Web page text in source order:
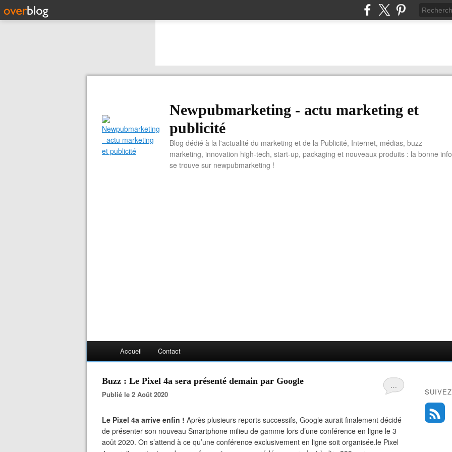
Newpubmarketing - actu marketing et
publicité
Blog dédié à la l'actualité du marketing et de la Publicité, Internet, médias, buzz
marketing, innovation high-tech, start-up, packaging et nouveaux produits : la bonne info
se trouve sur newpubmarketing !
Accueil Contact
…
Buzz : Le Pixel 4a sera présenté demain par Google
Publié le 2 Août 2020
Le Pixel 4a arrive enfin ! Après plusieurs reports successifs, Google aurait finalement décidé
de présenter son nouveau Smartphone milieu de gamme lors d’une conférence en ligne le 3
août 2020. On s’attend à ce qu’une conférence exclusivement en ligne soit organisée.le Pixel